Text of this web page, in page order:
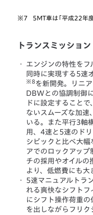
※7 5MT車は「平成22年
トランスミッション
・
エンジンの特性をフ
同時に実現する5速
※8 を新開発。リニ
DBWとの協調制御
ドに設定すること
ないスムーズな加速
いる。また平行3軸
用、4速と5速のド
シビックと比べ大幅
アでのロックアップ
チの採用やオイルの
より、低燃費にも大
・
5速マニュアルトラ
れる爽快なシフトフ
にシフト操作荷重
を出しながらフリ